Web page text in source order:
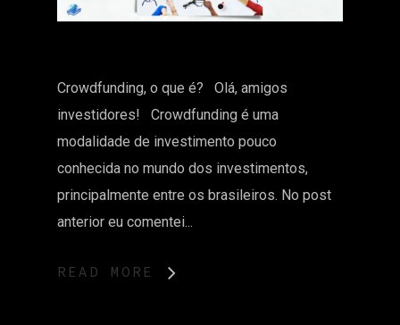
Crowdfunding, o que é? Olá, amigos
investidores! Crowdfunding é uma
modalidade de investimento pouco
conhecida no mundo dos investimentos,
principalmente entre os brasileiros. No post
anterior eu comentei...
READ MORE